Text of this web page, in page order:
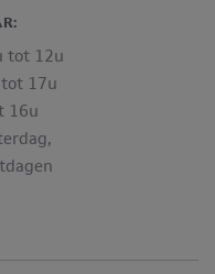
tot 12u
17u
16u